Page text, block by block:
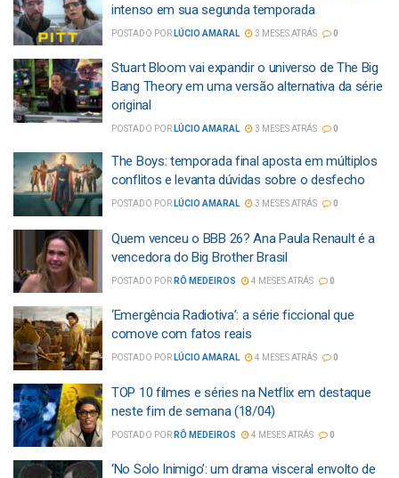
intenso em sua segunda temporada
POSTADO POR LÚCIO AMARAL 3 MESES ATRÁS 0
Stuart Bloom vai expandir o universo de The Big
Bang Theory em uma versão alternativa da série
original
POSTADO POR LÚCIO AMARAL 3 MESES ATRÁS 0
The Boys: temporada final aposta em múltiplos
conflitos e levanta dúvidas sobre o desfecho
POSTADO POR LÚCIO AMARAL 3 MESES ATRÁS 0
Quem venceu o BBB 26? Ana Paula Renault é a
vencedora do Big Brother Brasil
POSTADO POR RÔ MEDEIROS 4 MESES ATRÁS 0
‘Emergência Radiotiva’: a série ficcional que
comove com fatos reais
POSTADO POR LÚCIO AMARAL 4 MESES ATRÁS 0
TOP 10 filmes e séries na Netflix em destaque
neste fim de semana (18/04)
POSTADO POR RÔ MEDEIROS 4 MESES ATRÁS 0
‘No Solo Inimigo’: um drama visceral envolto de